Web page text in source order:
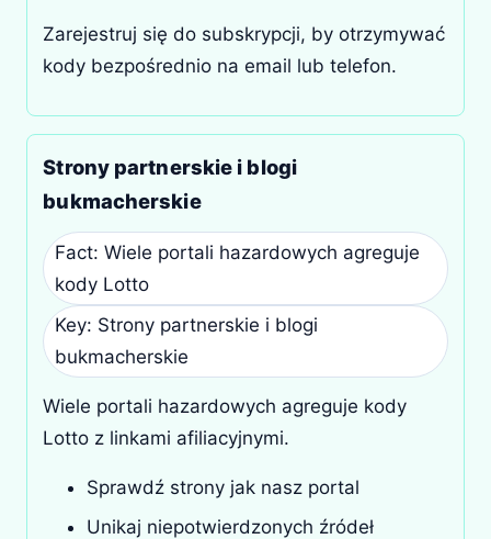
Zarejestruj się do subskrypcji, by otrzymywać
kody bezpośrednio na email lub telefon.
Strony partnerskie i blogi
bukmacherskie
Fact: Wiele portali hazardowych agreguje
kody Lotto
Key: Strony partnerskie i blogi
bukmacherskie
Wiele portali hazardowych agreguje kody
Lotto z linkami afiliacyjnymi.
Sprawdź strony jak nasz portal
Unikaj niepotwierdzonych źródeł